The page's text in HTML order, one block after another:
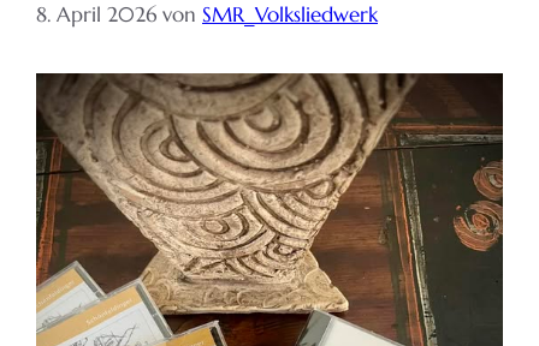
8. April 2026 von SMR_Volksliedwerk